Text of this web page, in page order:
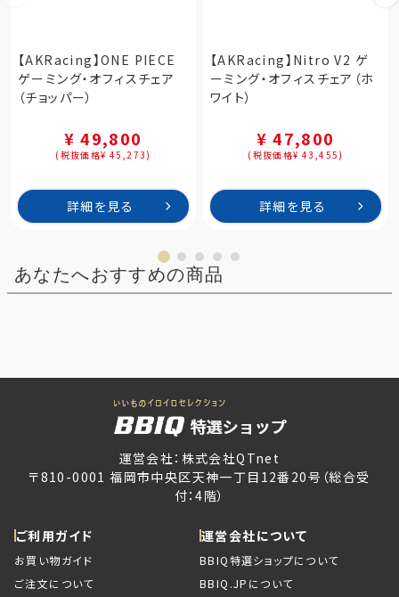
【AKRacing】ONE PIECE
ゲーミング・オフィスチェア
（チョッパー）
¥ 49,800
(税抜価格¥ 45,273)
詳細を見る
【AKRacing】Nitro V2 ゲ
ーミング・オフィスチェア（ホ
ワイト）
¥ 47,800
(税抜価格¥ 43,455)
詳細を見る
あなたへおすすめの商品
運営会社：株式会社QTnet
〒810-0001 福岡市中央区天神一丁目12番20号（総合受
付：4階）
ご利用ガイド
お買い物ガイド
ご注文について
運営会社について
BBIQ特選ショップについて
BBIQ.JPについて